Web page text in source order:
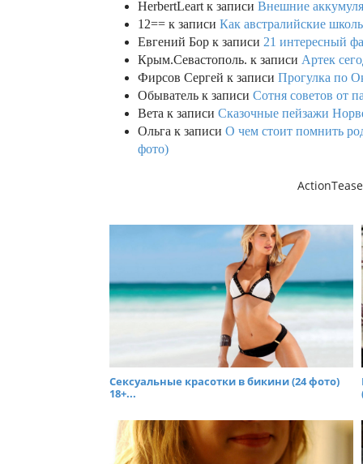
HerbertLeart к записи Внешние
12== к записи Как австралийские
Евгений Бор к записи 21 интересный
Крым.Севастополь. к записи Артек
Фирсов Сергей к записи Прогулка по
Обыватель к записи Сотня советов от
Вета к записи Сказочные пейзажи
Ольга к записи О чем стоит помнить
фото)
Сексуальные красотки в бикини (24 фото)
18+...